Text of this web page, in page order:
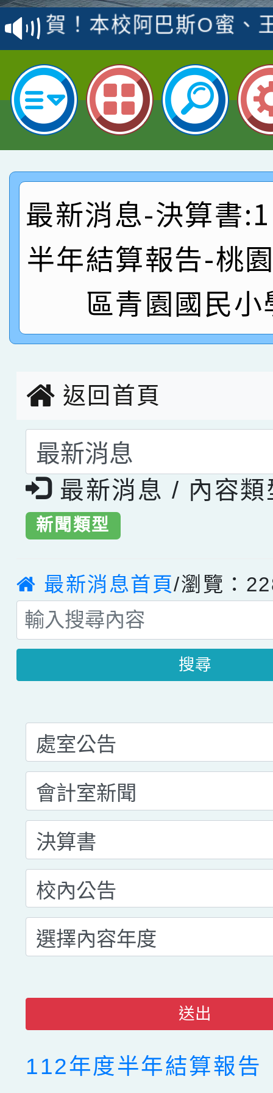
賽 洪綺君教師榮獲社
名
賀！本校阿巴斯O蜜、
倩參加桃園市科展 國
名 指導老師王老師、
賀！本校四年二班張O
園市英語競賽國小朗讀
指導老師林老師
賀！本校參加桃園市中
賽 劉文瑛教師榮獲教
臺灣台語-第二名
賀！本校參與2026世
市賽榮獲科學小創客佳
創客第三名。
賀！本校參加桃園市中
賽 洪綺君教師榮獲社
名
倩參加桃園市科展 國
名 指導老師王老師、
賀！本校四年二班張O
園市英語競賽國小朗讀
指導老師林老師
賀！本校參加桃園市中
賽 劉文瑛教師榮獲教
臺灣台語-第二名
賀！本校參與2026世
市賽榮獲科學小創客佳
最新消息-決算書
半年結算報告-桃
區青園國民
返回首頁
選擇後頁面內容會更
最新消息 / 內容類
新聞類型
最新消息首頁/瀏覽：
搜尋
送出
112年度半年結算報告